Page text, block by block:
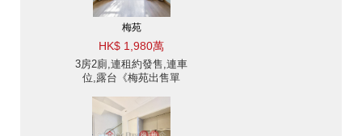
梅苑
HK$ 1,980萬
3房2廁,連租約發售,連車
位,露台《梅苑出售單